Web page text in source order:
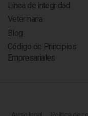
Línea de integridad
Veterinaria
Blog
Código de Principios
Empresariales